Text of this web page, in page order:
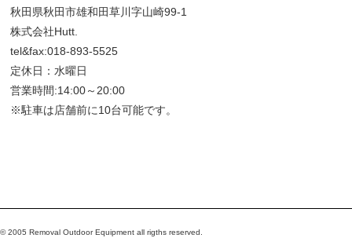
秋田県秋田市雄和田草川字山崎99-1
株式会社Hutt.
tel&fax:018-893-5525
定休日：水曜日
営業時間:14:00～20:00
※駐車は店舗前に10台可能です。
© 2005 Removal Outdoor Equipment all rigths reserved.